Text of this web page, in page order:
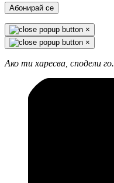
Абонирай се
×
×
Ако ти харесва, сподели го.